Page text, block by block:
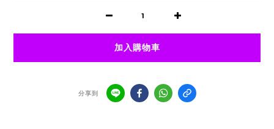
加入購物車
分享到